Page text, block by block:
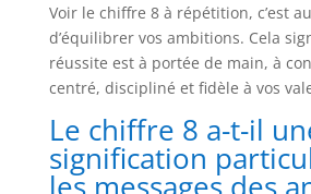
Voir le chiffre 8 à répétition, c’est
d’équilibrer vos ambitions. Cela
réussite est à portée de main, à
centré, discipliné et fidèle à vos
Le chiffre 8 a-t-il
signification